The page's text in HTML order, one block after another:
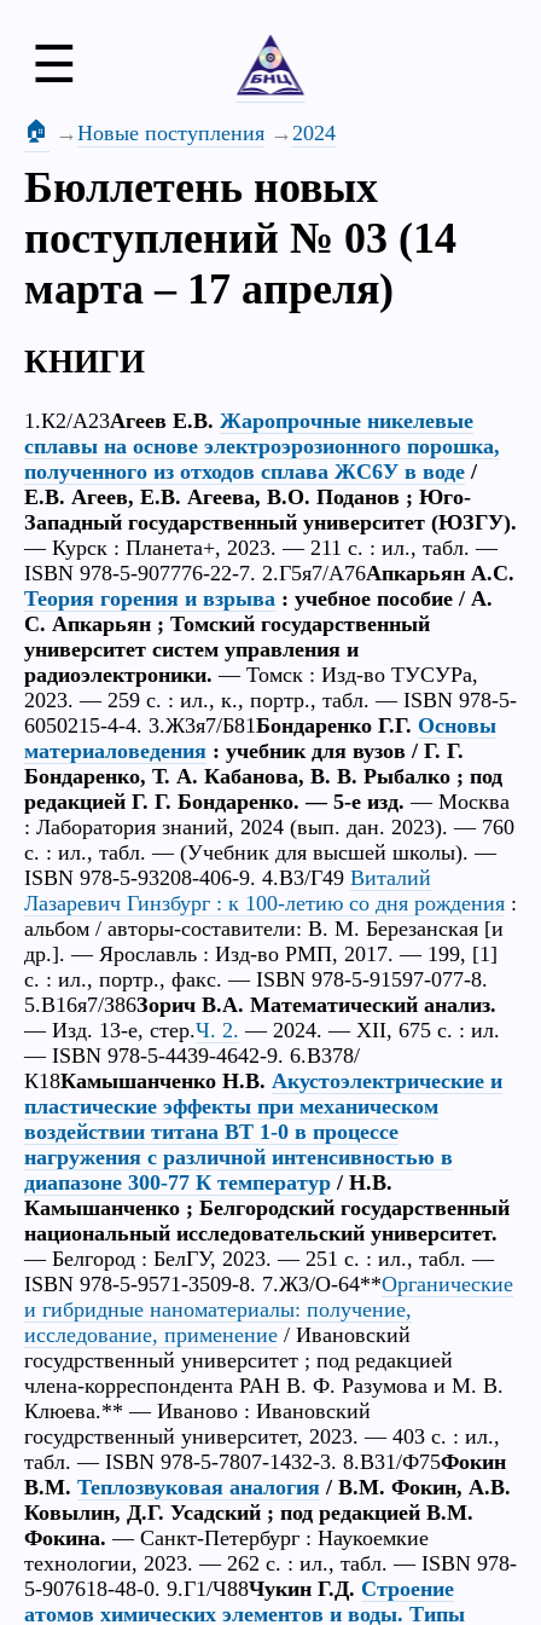
☰
🏠 Новые поступления 2024
Бюллетень новых
поступлений № 03 (14
марта – 17 апреля)
КНИГИ
1.К2/А23Агеев Е.В. Жаропрочные никелевые
сплавы на основе электроэрозионного порошка,
полученного из отходов сплава ЖС6У в воде /
Е.В. Агеев, Е.В. Агеева, В.О. Поданов ; Юго-
Западный государственный университет (ЮЗГУ).
— Курск : Планета+, 2023. — 211 с. : ил., табл. —
ISBN 978-5-907776-22-7. 2.Г5я7/А76Апкарьян А.С.
Теория горения и взрыва : учебное пособие / А.
С. Апкарьян ; Томский государственный
университет систем управления и
радиоэлектроники. — Томск : Изд-во ТУСУРа,
2023. — 259 с. : ил., к., портр., табл. — ISBN 978-5-
6050215-4-4. 3.Ж3я7/Б81Бондаренко Г.Г. Основы
материаловедения : учебник для вузов / Г. Г.
Бондаренко, Т. А. Кабанова, В. В. Рыбалко ; под
редакцией Г. Г. Бондаренко. — 5-е изд. — Москва
: Лаборатория знаний, 2024 (вып. дан. 2023). — 760
с. : ил., табл. — (Учебник для высшей школы). —
ISBN 978-5-93208-406-9. 4.В3/Г49 Виталий
Лазаревич Гинзбург : к 100-летию со дня рождения :
альбом / авторы-составители: В. М. Березанская [и
др.]. — Ярославль : Изд-во РМП, 2017. — 199, [1]
с. : ил., портр., факс. — ISBN 978-5-91597-077-8.
5.В16я7/З86Зорич В.А. Математический анализ.
— Изд. 13-е, стер.Ч. 2. — 2024. — XII, 675 с. : ил.
— ISBN 978-5-4439-4642-9. 6.В378/
К18Камышанченко Н.В. Акустоэлектрические и
пластические эффекты при механическом
воздействии титана ВТ 1-0 в процессе
нагружения с различной интенсивностью в
диапазоне 300-77 К температур / Н.В.
Камышанченко ; Белгородский государственный
национальный исследовательский университет.
— Белгород : БелГУ, 2023. — 251 с. : ил., табл. —
ISBN 978-5-9571-3509-8. 7.Ж3/О-64**Органические
и гибридные наноматериалы: получение,
исследование, применение / Ивановский
госудрственный университет ; под редакцией
члена-корреспондента РАН В. Ф. Разумова и М. В.
Клюева.** — Иваново : Ивановский
госудрственный университет, 2023. — 403 с. : ил.,
табл. — ISBN 978-5-7807-1432-3. 8.В31/Ф75Фокин
В.М. Теплозвуковая аналогия / В.М. Фокин, А.В.
Ковылин, Д.Г. Усадский ; под редакцией В.М.
Фокина. — Санкт-Петербург : Наукоемкие
технологии, 2023. — 262 с. : ил., табл. — ISBN 978-
5-907618-48-0. 9.Г1/Ч88Чукин Г.Д. Строение
атомов химических элементов и воды. Типы